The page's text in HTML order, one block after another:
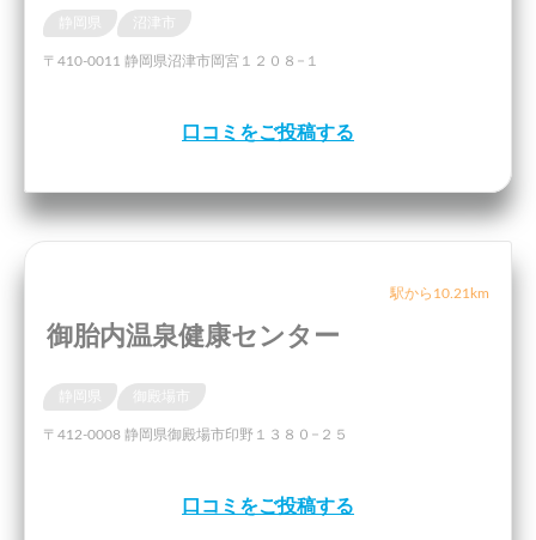
〒410-0011 静岡県沼津市岡宮１２０８−１
口コミをご投稿する
駅から10.21km
御胎内温泉健康センター
〒412-0008 静岡県御殿場市印野１３８０−２５
口コミをご投稿する